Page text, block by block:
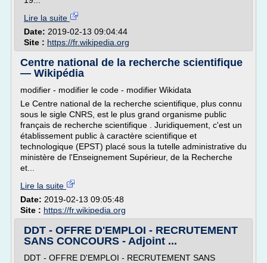
Lire la suite
Date: 2019-02-13 09:04:44
Site : https://fr.wikipedia.org
Centre national de la recherche scientifique
— Wikipédia
modifier - modifier le code - modifier Wikidata
Le Centre national de la recherche scientifique, plus connu
sous le sigle CNRS, est le plus grand organisme public
français de recherche scientifique . Juridiquement, c'est un
établissement public à caractère scientifique et
technologique (EPST) placé sous la tutelle administrative du
ministère de l'Enseignement Supérieur, de la Recherche
et...
Lire la suite
Date: 2019-02-13 09:05:48
Site : https://fr.wikipedia.org
DDT - OFFRE D'EMPLOI - RECRUTEMENT
SANS CONCOURS - Adjoint ...
DDT - OFFRE D'EMPLOI - RECRUTEMENT SANS